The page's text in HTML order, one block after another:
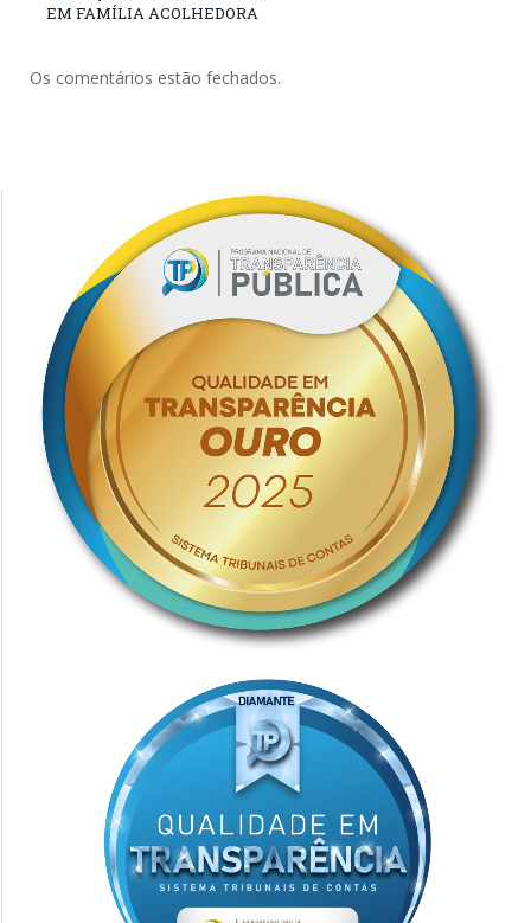
EM FAMÍLIA ACOLHEDORA
Os comentários estão fechados.